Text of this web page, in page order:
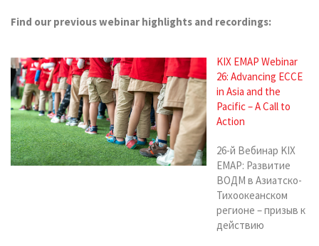
Find our previous webinar highlights and recordings:
KIX EMAP Webinar
26: Advancing ECCE
in Asia and the
Pacific – A Call to
Action
26-й Вебинар KIX
EMAP: Развитие
ВОДМ в Азиатско-
Тихоокеанском
регионе – призыв к
действию